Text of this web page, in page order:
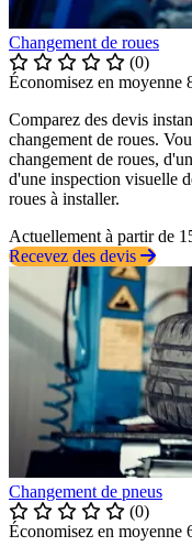
Changement de roues
(0)
Économisez en moyenne
Comparez des devis
changement de roues.
changement de roues,
d'une inspection visuelle
roues à installer.
Actuellement à partir de
Recevez des devis
Changement de pneus
(0)
Économisez en moyenne